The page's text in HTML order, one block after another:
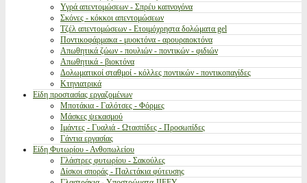
Υγρά απεντομώσεων - Σπρέυ καπνογόνα
Σκόνες - κόκκοι απεντομώσεων
Τζέλ απεντομώσεων - Ετοιμόχρηστα δολώματα gel
Ποντικοφάρμακα - μυοκτόνα - αρουραιοκτόνα
Απωθητικά ζώων - πουλιών - ποντικών - φιδιών
Απωθητικά - βιοκτόνα
Δολωματικοί σταθμοί - κόλλες ποντικών - ποντικοπαγίδες
Κτηνιατρικά
Είδη προστασίας εργαζομένων
Μποτάκια - Γαλότσες - Φόρμες
Μάσκες ψεκασμού
Ιμάντες - Γυαλιά - Ωτασπίδες - Προσωπίδες
Γάντια εργασίας
Είδη Φυτωρίου - Ανθοπωλείου
Γλάστρες φυτωρίου - Σακούλες
Δίσκοι σποράς - Παλετάκια φύτευσης